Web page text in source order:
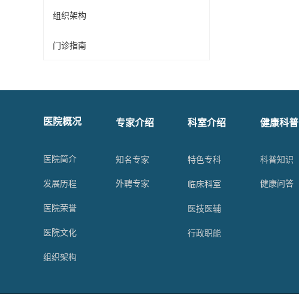
组织架构
门诊指南
医院概况
医院简介
发展历程
医院荣誉
医院文化
组织架构
专家介绍
知名专家
外聘专家
科室介绍
特色专科
临床科室
医技医辅
行政职能
健康科普
科普知识
健康问答